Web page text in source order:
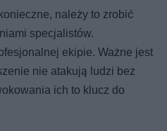
należy to zrobić
specjalistów.
ekipie. Ważne jest
nie atakują ludzi bez
ich to klucz do